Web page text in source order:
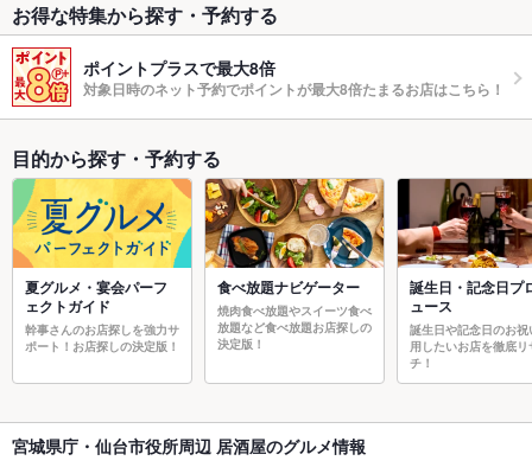
お得な特集から探す・予約する
ポイントプラスで最大8倍
対象日時のネット予約でポイントが最大8倍たまるお店はこちら！
目的から探す・予約する
夏グルメ・宴会パーフ
ェクトガイド
幹事さんのお店探しを強力サ
ポート！お店探しの決定版！
食べ放題ナビゲーター
焼肉食べ放題やスイーツ食べ
放題など食べ放題お店探しの
決定版！
誕生日・記念日プ
ュース
誕生日や記念日のお祝
用したいお店を徹底リ
チ！
宮城県庁・仙台市役所周辺 居酒屋のグルメ情報